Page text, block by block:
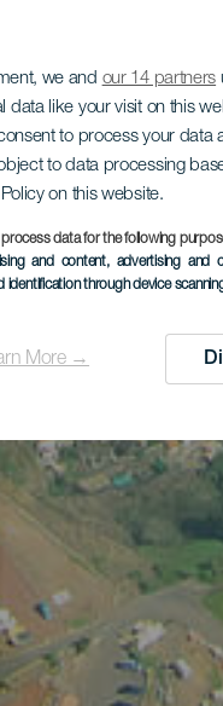
we and our 14 partners
data like your visit on this
to process your data
to data processing
on this website.
data for the following
and content, advertising and
identification through device
More →